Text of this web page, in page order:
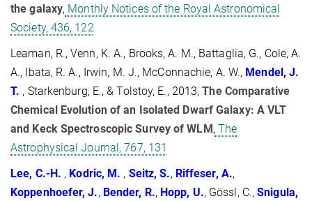
the galaxy, Monthly Notices of the Royal Astronomical
Society, 436, 122
Leaman, R., Venn, K. A., Brooks, A. M., Battaglia, G., Cole, A.
A., Ibata, R. A., Irwin, M. J., McConnachie, A. W., Mendel, J.
T. , Starkenburg, E., & Tolstoy, E., 2013,The Comparative
Chemical Evolution of an Isolated Dwarf Galaxy: A VLT
and Keck Spectroscopic Survey of WLM,The
Astrophysical Journal, 767, 131
Lee, C.-H. , Kodric, M. , Seitz, S., Riffeser, A.,
Koppenhoefer, J., Bender, R., Hopp, U., Gössl, C.,Snigula,